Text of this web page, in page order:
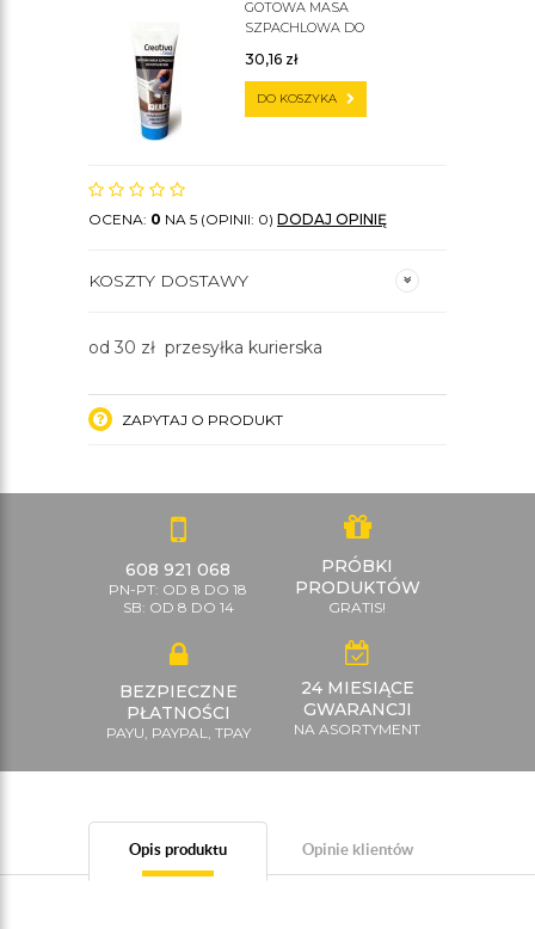
GOTOWA MASA
SZPACHLOWA DO
30,16 zł
DO KOSZYKA
OCENA: 0 NA 5 (OPINII: 0) DODAJ OPINIĘ
KOSZTY DOSTAWY
od 30 zł przesyłka kurierska
ZAPYTAJ O PRODUKT
608 921 068
PN-PT: OD 8 DO 18
SB: OD 8 DO 14
PRÓBKI
PRODUKTÓW
GRATIS!
BEZPIECZNE
PŁATNOŚCI
PAYU, PAYPAL, TPAY
24 MIESIĄCE
GWARANCJI
NA ASORTYMENT
Opis produktu Opinie klientów